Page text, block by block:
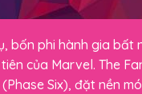
bốn phi hành gia bất
của Marvel. The
Six), đặt nền